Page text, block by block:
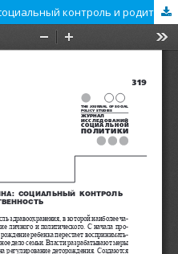
Репродуктивная медицина: социальный контроль и родительская ответственность